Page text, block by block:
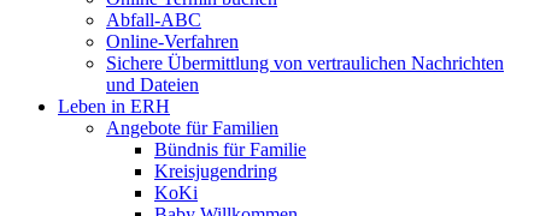
Abfall-ABC
Online-Verfahren
Sichere Übermittlung von vertraulichen Nachrichten
und Dateien
Leben in ERH
Angebote für Familien
Bündnis für Familie
Kreisjugendring
KoKi